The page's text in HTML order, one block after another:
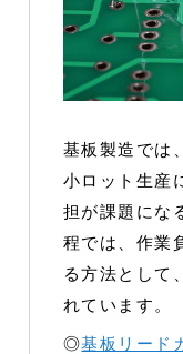
基板製造では
小ロット生産
担が課題にな
程では、作業
る方法として
れています。
◎基板リード